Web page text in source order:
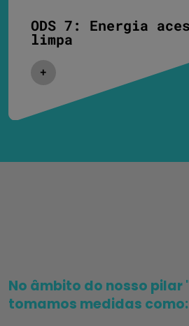
ODS 7: Energia
limpa
Expandir/Colapsar
No âmbito do nosso pilar
tomamos medidas como: